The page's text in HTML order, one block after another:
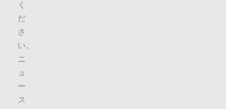
く
だ
さ
い。
ニ
ュ
ー
ス